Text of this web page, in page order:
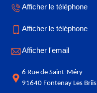
Afficher le téléphone
Afficher le téléphone
Afficher l'email
6 Rue de Saint-Méry
91640 Fontenay Les Briis